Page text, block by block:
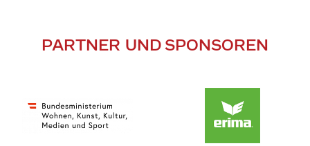
PARTNER UND SPONSOREN